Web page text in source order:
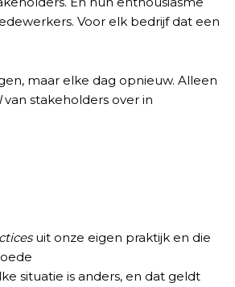
Voor elk bedrijf dat een
maar elke dag opnieuw. Alleen
van stakeholders over in
uit onze eigen praktijk en die
situatie is anders, en dat geldt